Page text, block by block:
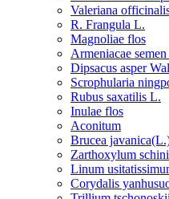
Valeriana
R. Frangula L.
Magnoliae flos
Armeniacae
Dipsacus asper
Scrophularia
Rubus saxatilis L.
Inulae flos
Aconitum
Brucea
Zarthoxylum
Linum
Corydalis